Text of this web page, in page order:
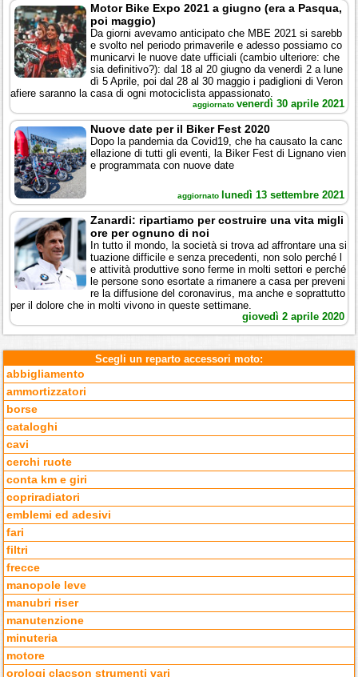
Motor Bike Expo 2021 a giugno (era a Pasqua,
poi maggio)
Da giorni avevamo anticipato che MBE 2021 si sarebb
e svolto nel periodo primaverile e adesso possiamo co
municarvi le nuove date ufficiali (cambio ulteriore: che
sia definitivo?): dal 18 al 20 giugno da venerdì 2 a lune
dì 5 Aprile, poi dal 28 al 30 maggio i padiglioni di Veron
afiere saranno la casa di ogni motociclista appassionato.
aggiornato venerdì 30 aprile 2021
Nuove date per il Biker Fest 2020
Dopo la pandemia da Covid19, che ha causato la canc
ellazione di tutti gli eventi, la Biker Fest di Lignano vien
e programmata con nuove date
aggiornato lunedì 13 settembre 2021
Zanardi: ripartiamo per costruire una vita migli
ore per ognuno di noi
In tutto il mondo, la società si trova ad affrontare una si
tuazione difficile e senza precedenti, non solo perché l
e attività produttive sono ferme in molti settori e perché
le persone sono esortate a rimanere a casa per preveni
re la diffusione del coronavirus, ma anche e soprattutto
per il dolore che in molti vivono in queste settimane.
giovedì 2 aprile 2020
Scegli un reparto accessori moto:
abbigliamento
ammortizzatori
borse
cataloghi
cavi
cerchi ruote
conta km e giri
copriradiatori
emblemi ed adesivi
fari
filtri
frecce
manopole leve
manubri riser
manutenzione
minuteria
motore
orologi clacson strumenti vari